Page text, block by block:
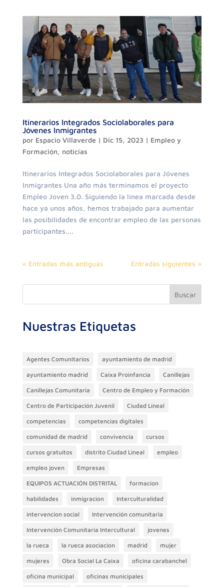
Itinerarios Integrados Sociolaborales para
Jóvenes Inmigrantes
por Espacio Villaverde | Dic 15, 2023 | Empleo y
Formación, noticias
Itinerarios Integrados Sociolaborales para Jóvenes
Inmigrantes Una año más terminamos el proyecto
Empleo Joven 3.0. Siguiendo la línea marcada desde
hace ya unos años, hemos trabajado para aumentar
las posibilidades de encontrar empleo de las personas
participantes....
« Entradas más antiguas Entradas siguientes »
Buscar
Nuestras Etiquetas
Agentes Comunitarios ayuntamiento de madrid
ayuntamiento madrid Caixa Proinfancia Canillejas
Canillejas Comunitaria Centro de Empleo y Formación
Centro de Participación Juvenil Ciudad Lineal
competencias competencias digitales
comunidad de madrid convivencia cursos
cursos gratuitos distrito Ciudad Lineal empleo
empleo joven Empresas
EQUIPOS ACTUACIÓN DISTRITAL formacion
habilidades inmigracion Interculturalidad
intervencion social Intervención comunitaria
Intervención Comunitaria Intercultural jovenes
la rueca la rueca asociacion madrid mujer
mujeres Obra Social La Caixa oficina carabanchel
oficina municipal oficinas municipales